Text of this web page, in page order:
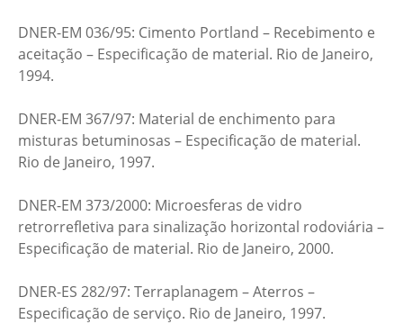
DNER-EM 036/95: Cimento Portland – Recebimento e
aceitação – Especificação de material. Rio de Janeiro,
1994.
DNER-EM 367/97: Material de enchimento para
misturas betuminosas – Especificação de material.
Rio de Janeiro, 1997.
DNER-EM 373/2000: Microesferas de vidro
retrorrefletiva para sinalização horizontal rodoviária –
Especificação de material. Rio de Janeiro, 2000.
DNER-ES 282/97: Terraplanagem – Aterros –
Especificação de serviço. Rio de Janeiro, 1997.